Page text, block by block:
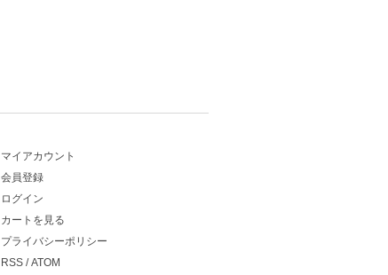
マイアカウント
会員登録
ログイン
カートを見る
プライバシーポリシー
RSS /ATOM